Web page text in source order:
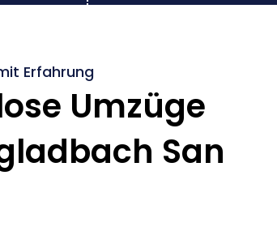
Erfahrung
Umzüge
San